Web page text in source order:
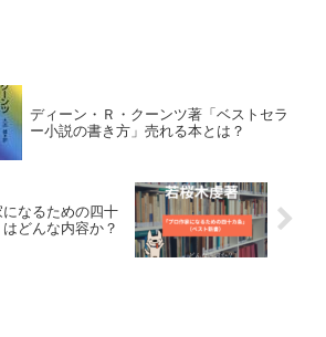
ディーン・Ｒ・クーンツ著「ベストセラ
ー小説の書き方」売れる本とは？
なるための四十
どんな内容か？